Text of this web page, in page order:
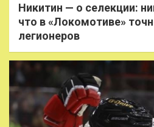
Никитин — о селекции:
что в «Локомотиве»
легионеров